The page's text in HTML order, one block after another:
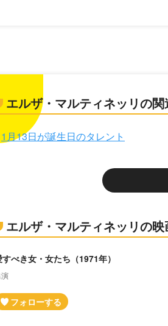
エルザ・マルティネッリの
1月13日が誕生日のタレント
エルザ・マルティネッリの
すべき女・女たち（1971年）